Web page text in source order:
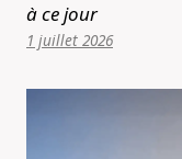
à ce jour
1 juillet 2026